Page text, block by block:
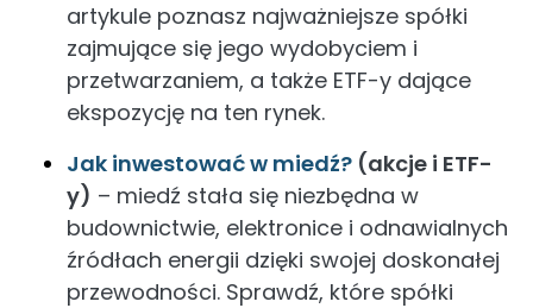
artykule poznasz najważniejsze spółki
zajmujące się jego wydobyciem i
przetwarzaniem, a także ETF-y dające
ekspozycję na ten rynek.
Jak inwestować w miedź? (akcje i ETF-
y) – miedź stała się niezbędna w
budownictwie, elektronice i odnawialnych
źródłach energii dzięki swojej doskonałej
przewodności. Sprawdź, które spółki